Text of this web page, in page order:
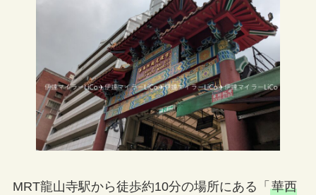
MRT龍山寺駅から徒歩約10分の場所にある「 華西